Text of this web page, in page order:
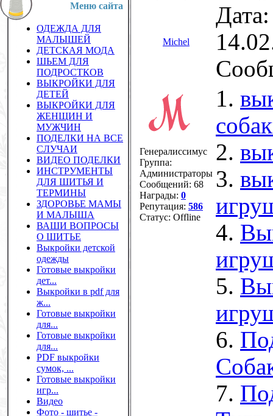
Меню сайта
ОДЕЖДА ДЛЯ
МАЛЫШЕЙ
ДЕТСКАЯ МОДА
ШЬЕМ ДЛЯ
ПОДРОСТКОВ
ВЫКРОЙКИ ДЛЯ
ДЕТЕЙ
ВЫКРОЙКИ ДЛЯ
ЖЕНЩИН И
МУЖЧИН
ПОДЕЛКИ НА ВСЕ
СЛУЧАИ
ВИДЕО ПОДЕЛКИ
ИНСТРУМЕНТЫ
ДЛЯ ШИТЬЯ И
ТЕРМИНЫ
ЗДОРОВЬЕ МАМЫ
И МАЛЫША
ВАШИ ВОПРОСЫ
О ШИТЬЕ
Выкройки детской
одежды
Готовые выкройки
дет...
Выкройки в pdf для
ж...
Готовые выкройки
для...
Готовые выкройки
для...
PDF выкройки
сумок, ...
Готовые выкройки
игр...
Видео
Фото - шитье -
Michel
Генералиссимус
Группа:
Администраторы
Сообщений: 68
Награды: 0
Репутация: 586
Статус: Offline
1.
2.
3.
4.
5.
6.
7.